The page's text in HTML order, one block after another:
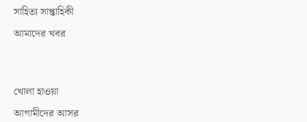
সাহিত্য সাপ্তাহিকী
আমাদের খবর
খোলা হাওয়া
আগামীদের আসর